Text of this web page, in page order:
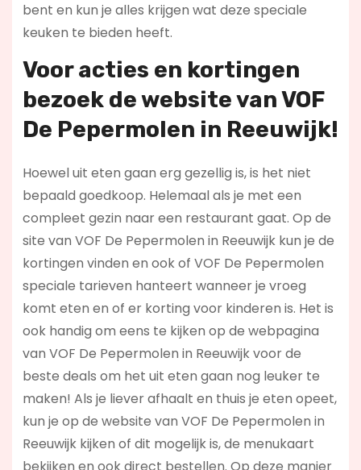
bent en kun je alles krijgen wat deze speciale
keuken te bieden heeft.
Voor acties en kortingen
bezoek de website van VOF
De Pepermolen in Reeuwijk!
Hoewel uit eten gaan erg gezellig is, is het niet
bepaald goedkoop. Helemaal als je met een
compleet gezin naar een restaurant gaat. Op de
site van VOF De Pepermolen in Reeuwijk kun je de
kortingen vinden en ook of VOF De Pepermolen
speciale tarieven hanteert wanneer je vroeg
komt eten en of er korting voor kinderen is. Het is
ook handig om eens te kijken op de webpagina
van VOF De Pepermolen in Reeuwijk voor de
beste deals om het uit eten gaan nog leuker te
maken! Als je liever afhaalt en thuis je eten opeet,
kun je op de website van VOF De Pepermolen in
Reeuwijk kijken of dit mogelijk is, de menukaart